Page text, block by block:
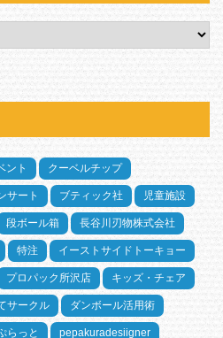
ント クーベルチップ
サート ブティック社 児童施設
段ボール箱 長谷川刃物株式会社
特注 イーストサイドトーキョー
プロパック所沢店 キッズ・チェア
サークル ダンボール活用術
らっと pepakuradesiigner